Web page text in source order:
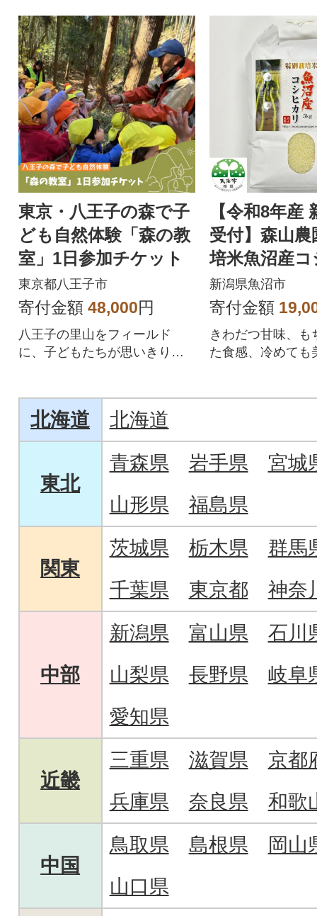
東京・八王子の森で子
ども自然体験「森の教
室」1日参加チケット
東京都八王子市
寄付金額 48,000円
八王子の里山をフィールド
に、子どもたちが思いきり自
【令和8年産
受付】森山農
培米魚沼産
(新潟県認証
新潟県魚沼市
寄付金額
きわだつ甘味、も
た食感、冷めても
北海道 北海道
東北
青森県 岩手県
宮城
山形県
福島県
関東
茨城県 栃木県
群馬
千葉県
東京都 神奈
中部
新潟県 富山県
石川
山梨県
長野県
岐阜
愛知県
近畿
三重県 滋賀県
京都
兵庫県
奈良県 和歌
中国
鳥取県 島根県
岡山
山口県